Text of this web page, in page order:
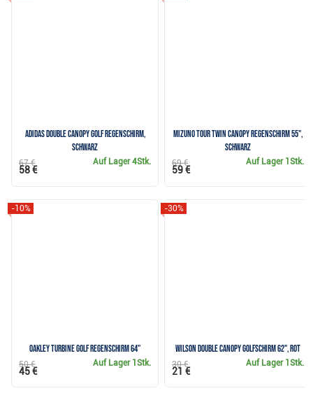
Adidas Double Canopy Golf Regenschirm,
schwarz
Auf Lager4Stk.
67 €
58 €
Mizuno Tour Twin Canopy Regenschirm 55",
schwarz
Auf Lager 1Stk.
69 €
59 €
Oakley Turbine Golf Regenschirm 64"
-10%
Auf Lager 1Stk.
50 €
45 €
Wilson Double Canopy Golfschirm 62", rot
-30%
Auf Lager 1Stk.
30 €
21 €